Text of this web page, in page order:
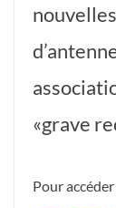
«grave
Pour